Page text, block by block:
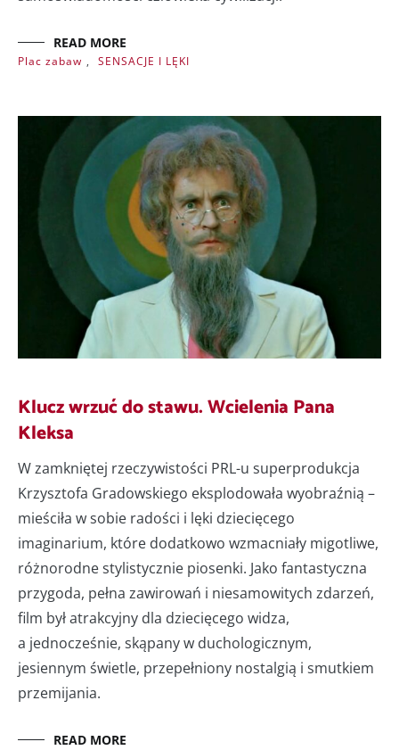
READ MORE
Plac zabaw , SENSACJE I LĘKI
Klucz wrzuć do stawu. Wcielenia Pana
Kleksa
W zamkniętej rzeczywistości PRL-u superprodukcja
Krzysztofa Gradowskiego eksplodowała wyobraźnią –
mieściła w sobie radości i lęki dziecięcego
imaginarium, które dodatkowo wzmacniały migotliwe,
różnorodne stylistycznie piosenki. Jako fantastyczna
przygoda, pełna zawirowań i niesamowitych zdarzeń,
film był atrakcyjny dla dziecięcego widza,
a jednocześnie, skąpany w duchologicznym,
jesiennym świetle, przepełniony nostalgią i smutkiem
przemijania.
READ MORE